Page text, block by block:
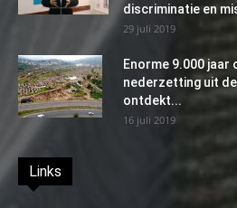
discriminatie en
29 juli 2019
Enorme 9.000
nederzetting uit
ontdekt...
16 juli 2019
Links